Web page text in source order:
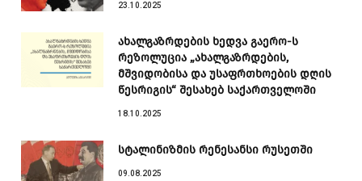
23.10.2025
ახალგაზრდების ხედვა გაერო-ს
რეზოლუცია „ახალგაზრდების,
მშვიდობისა და უსაფრთხოების დღის
წესრიგის“ შესახებ საქართველოში
18.10.2025
სტალინიზმის რენესანსი რუსეთში
09.08.2025